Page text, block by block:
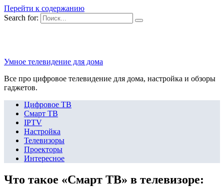
Перейти к содержанию
Search for:
Умное телевидение для дома
Все про цифровое телевидение для дома, настройка и обзоры
гаджетов.
Цифровое ТВ
Смарт ТВ
IPTV
Настройка
Телевизоры
Проекторы
Интересное
Что такое «Смарт ТВ» в телевизоре: